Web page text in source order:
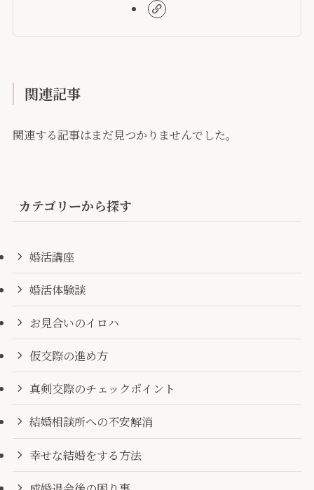
関連記事
関連する記事はまだ見つかりませんでした。
カテゴリーから探す
婚活講座
婚活体験談
お見合いのイロハ
仮交際の進め方
真剣交際のチェックポイント
結婚相談所への不安解消
幸せな結婚をする方法